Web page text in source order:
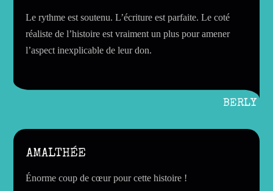
Le rythme est soutenu. L’écriture est parfaite. Le coté
réaliste de l’histoire est vraiment un plus pour amener
l’aspect inexplicable de leur don.
BERLY
AMALTHÉE
Énorme coup de cœur pour cette histoire !